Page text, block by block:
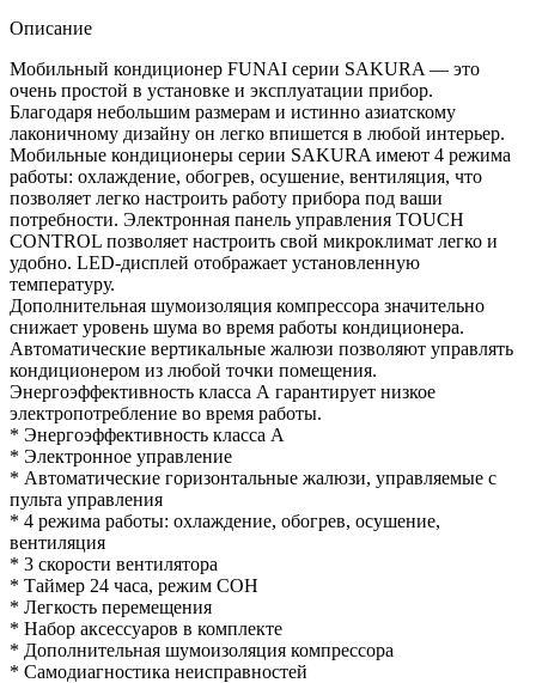
Описание
Мобильный кондиционер FUNAI серии SAKURA — это
очень простой в установке и эксплуатации прибор.
Благодаря небольшим размерам и истинно азиатскому
лаконичному дизайну он легко впишется в любой интерьер.
Мобильные кондиционеры серии SAKURA имеют 4 режима
работы: охлаждение, обогрев, осушение, вентиляция, что
позволяет легко настроить работу прибора под ваши
потребности. Электронная панель управления TOUCH
CONTROL позволяет настроить свой микроклимат легко и
удобно. LED-дисплей отображает установленную
температуру.
Дополнительная шумоизоляция компрессора значительно
снижает уровень шума во время работы кондиционера.
Автоматические вертикальные жалюзи позволяют управлять
кондиционером из любой точки помещения.
Энергоэффективность класса А гарантирует низкое
электропотребление во время работы.
* Энергоэффективность класса А
* Электронное управление
* Автоматические горизонтальные жалюзи, управляемые с
пульта управления
* 4 режима работы: охлаждение, обогрев, осушение,
вентиляция
* 3 скорости вентилятора
* Таймер 24 часа, режим СОН
* Легкость перемещения
* Набор аксессуаров в комплекте
* Дополнительная шумоизоляция компрессора
* Самодиагностика неисправностей